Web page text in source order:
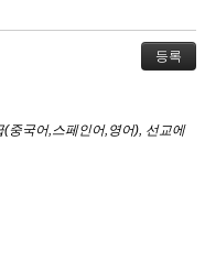
중국어,스페인어,영어), 선교에